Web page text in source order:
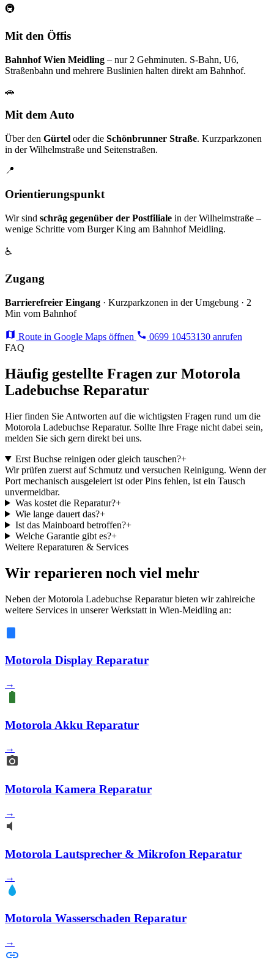
🚇
Mit den Öffis
Bahnhof Wien Meidling – nur 2 Gehminuten. S-Bahn, U6,
Straßenbahn und mehrere Buslinien halten direkt am Bahnhof.
🚗
Mit dem Auto
Über den Gürtel oder die Schönbrunner Straße. Kurzparkzonen
in der Wilhelmstraße und Seitenstraßen.
📍
Orientierungspunkt
Wir sind schräg gegenüber der Postfiliale in der Wilhelmstraße –
wenige Schritte vom Burger King am Bahnhof Meidling.
♿
Zugang
Barrierefreier Eingang · Kurzparkzonen in der Umgebung · 2
Min vom Bahnhof
Route in Google Maps öffnen
0699 10453130 anrufen
FAQ
Häufig gestellte Fragen zur Motorola
Ladebuchse Reparatur
Hier finden Sie Antworten auf die wichtigsten Fragen rund um die
Motorola Ladebuchse Reparatur. Sollte Ihre Frage nicht dabei sein,
melden Sie sich gern direkt bei uns.
Erst Buchse reinigen oder gleich tauschen?+
Wir prüfen zuerst auf Schmutz und versuchen Reinigung. Wenn der
Port mechanisch ausgeleiert ist oder Pins fehlen, ist ein Tausch
unvermeidbar.
Was kostet die Reparatur?+
Wie lange dauert das?+
Ist das Mainboard betroffen?+
Welche Garantie gibt es?+
Weitere Reparaturen & Services
Wir reparieren noch viel mehr
Neben der Motorola Ladebuchse Reparatur bieten wir zahlreiche
weitere Services in unserer Werkstatt in Wien-Meidling an:
Motorola Display Reparatur
→
Motorola Akku Reparatur
→
Motorola Kamera Reparatur
→
Motorola Lautsprecher & Mikrofon Reparatur
→
Motorola Wasserschaden Reparatur
→